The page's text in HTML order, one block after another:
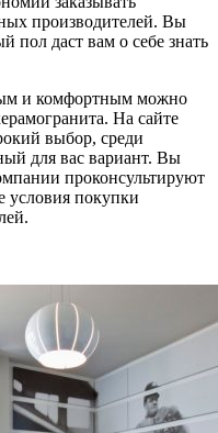
производителей. Вы
пол даст вам о себе знать
и комфортным можно
На сайте
выбор, среди
для вас вариант. Вы
проконсультируют
условия покупки